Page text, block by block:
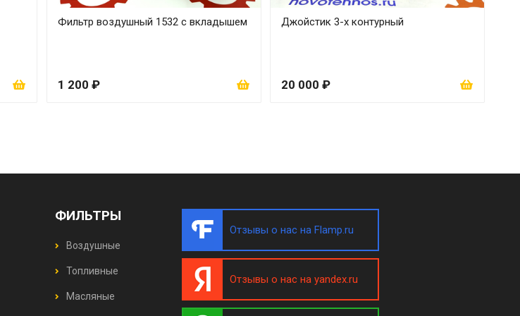
Фильтр воздушный 1532 с вкладышем
1 200 ₽
Джойстик 3-х контурный
20 000 ₽
ФИЛЬТРЫ
Воздушные
Топливные
Масляные
Отзывы о нас на Flamp.ru
Отзывы о нас на yandex.ru